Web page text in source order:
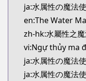
novelUpdates
https://
Book☆Walker
Book☆Walker
https://
Official English
Official English
ja:水属性の魔法
en:The Water
zh-hk:水屬性之
vi:Ngự thủy ma
ja:水属性の魔法
ja:水属性の魔法